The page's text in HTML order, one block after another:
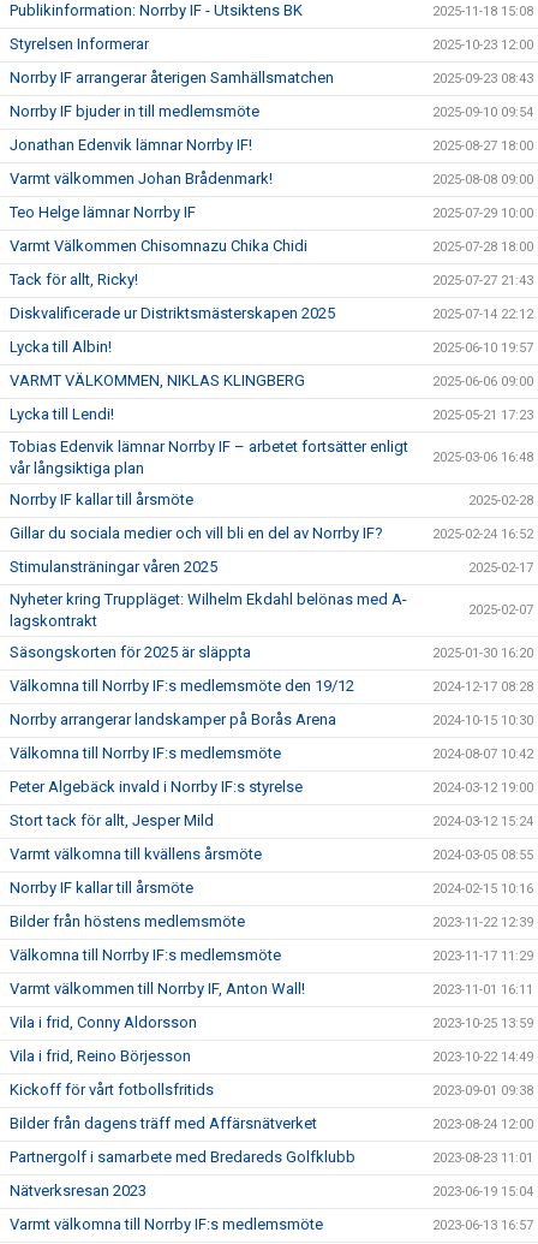
Publikinformation: Norrby IF - Utsiktens BK 2025-11-18 15:08
Styrelsen Informerar 2025-10-23 12:00
Norrby IF arrangerar återigen Samhällsmatchen 2025-09-23 08:43
Norrby IF bjuder in till medlemsmöte 2025-09-10 09:54
Jonathan Edenvik lämnar Norrby IF! 2025-08-27 18:00
Varmt välkommen Johan Brådenmark! 2025-08-08 09:00
Teo Helge lämnar Norrby IF 2025-07-29 10:00
Varmt Välkommen Chisomnazu Chika Chidi 2025-07-28 18:00
Tack för allt, Ricky! 2025-07-27 21:43
Diskvalificerade ur Distriktsmästerskapen 2025 2025-07-14 22:12
Lycka till Albin! 2025-06-10 19:57
VARMT VÄLKOMMEN, NIKLAS KLINGBERG 2025-06-06 09:00
Lycka till Lendi! 2025-05-21 17:23
Tobias Edenvik lämnar Norrby IF – arbetet fortsätter enligt
vår långsiktiga plan
2025-03-06 16:48
Norrby IF kallar till årsmöte 2025-02-28
Gillar du sociala medier och vill bli en del av Norrby IF? 2025-02-24 16:52
Stimulansträningar våren 2025 2025-02-17
Nyheter kring Truppläget: Wilhelm Ekdahl belönas med A-
lagskontrakt
2025-02-07
Säsongskorten för 2025 är släppta 2025-01-30 16:20
Välkomna till Norrby IF:s medlemsmöte den 19/12 2024-12-17 08:28
Norrby arrangerar landskamper på Borås Arena 2024-10-15 10:30
Välkomna till Norrby IF:s medlemsmöte 2024-08-07 10:42
Peter Algebäck invald i Norrby IF:s styrelse 2024-03-12 19:00
Stort tack för allt, Jesper Mild 2024-03-12 15:24
Varmt välkomna till kvällens årsmöte 2024-03-05 08:55
Norrby IF kallar till årsmöte 2024-02-15 10:16
Bilder från höstens medlemsmöte 2023-11-22 12:39
Välkomna till Norrby IF:s medlemsmöte 2023-11-17 11:29
Varmt välkommen till Norrby IF, Anton Wall! 2023-11-01 16:11
Vila i frid, Conny Aldorsson 2023-10-25 13:59
Vila i frid, Reino Börjesson 2023-10-22 14:49
Kickoff för vårt fotbollsfritids 2023-09-01 09:38
Bilder från dagens träff med Affärsnätverket 2023-08-24 12:00
Partnergolf i samarbete med Bredareds Golfklubb 2023-08-23 11:01
Nätverksresan 2023 2023-06-19 15:04
Varmt välkomna till Norrby IF:s medlemsmöte 2023-06-13 16:57